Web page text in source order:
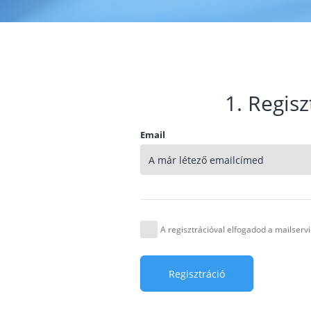
1.
Email
A regisztrációval elfogadod a
Regisztráció